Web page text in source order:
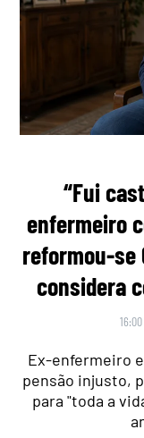
“Fui
enfermeiro
reformou-se
considera
Ex-enfermeiro
pensão injusto,
para "toda a